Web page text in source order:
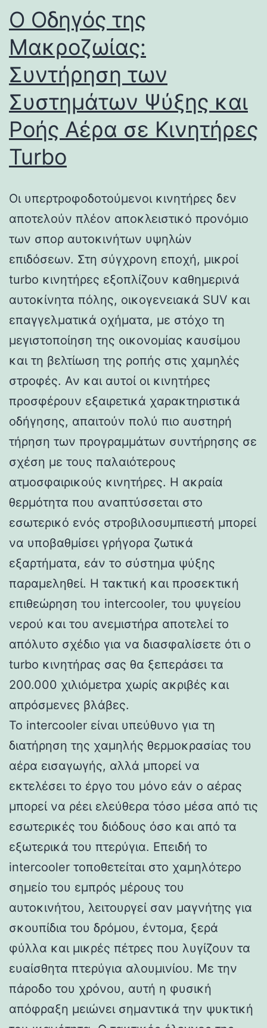
Ο Οδηγός της
Μακροζωίας:
Συντήρηση των
Συστημάτων Ψύξης και
Ροής Αέρα σε Κινητήρες
Turbo
Οι υπερτροφοδοτούμενοι κινητήρες δεν
αποτελούν πλέον αποκλειστικό προνόμιο
των σπορ αυτοκινήτων υψηλών
επιδόσεων. Στη σύγχρονη εποχή, μικροί
turbo κινητήρες εξοπλίζουν καθημερινά
αυτοκίνητα πόλης, οικογενειακά SUV και
επαγγελματικά οχήματα, με στόχο τη
μεγιστοποίηση της οικονομίας καυσίμου
και τη βελτίωση της ροπής στις χαμηλές
στροφές. Αν και αυτοί οι κινητήρες
προσφέρουν εξαιρετικά χαρακτηριστικά
οδήγησης, απαιτούν πολύ πιο αυστηρή
τήρηση των προγραμμάτων συντήρησης σε
σχέση με τους παλαιότερους
ατμοσφαιρικούς κινητήρες. Η ακραία
θερμότητα που αναπτύσσεται στο
εσωτερικό ενός στροβιλοσυμπιεστή μπορεί
να υποβαθμίσει γρήγορα ζωτικά
εξαρτήματα, εάν το σύστημα ψύξης
παραμεληθεί. Η τακτική και προσεκτική
επιθεώρηση του intercooler, του ψυγείου
νερού και του ανεμιστήρα αποτελεί το
απόλυτο σχέδιο για να διασφαλίσετε ότι ο
turbo κινητήρας σας θα ξεπεράσει τα
200.000 χιλιόμετρα χωρίς ακριβές και
απρόσμενες βλάβες.
Το intercooler είναι υπεύθυνο για τη
διατήρηση της χαμηλής θερμοκρασίας του
αέρα εισαγωγής, αλλά μπορεί να
εκτελέσει το έργο του μόνο εάν ο αέρας
μπορεί να ρέει ελεύθερα τόσο μέσα από τις
εσωτερικές του διόδους όσο και από τα
εξωτερικά του πτερύγια. Επειδή το
intercooler τοποθετείται στο χαμηλότερο
σημείο του εμπρός μέρους του
αυτοκινήτου, λειτουργεί σαν μαγνήτης για
σκουπίδια του δρόμου, έντομα, ξερά
φύλλα και μικρές πέτρες που λυγίζουν τα
ευαίσθητα πτερύγια αλουμινίου. Με την
πάροδο του χρόνου, αυτή η φυσική
απόφραξη μειώνει σημαντικά την ψυκτική